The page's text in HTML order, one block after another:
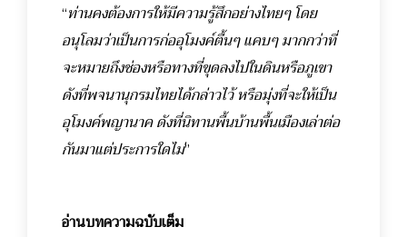
“ท่านคงต้องการให้มีความรู้สึกอย่างไทยๆ โดย
อนุโลมว่าเป็นการก่ออุโมงค์ตื้นๆ แคบๆ มากกว่าที่
จะหมายถึงช่องหรือทางที่ขุดลงไปในดินหรือภูเขา
ดังที่พจนานุกรมไทยได้กล่าวไว้ หรือมุ่งที่จะให้เป็น
อุโมงค์พญานาค ดังที่นิทานพื้นบ้านพื้นเมืองเล่าต่อ
กันมาแต่ประการใดไม่”
อ่านบทความฉบับเต็ม